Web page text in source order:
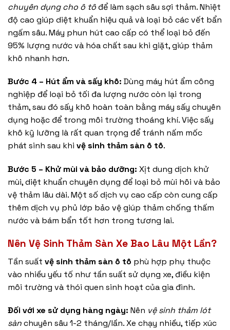
chuyên dụng cho ô tô để làm sạch sâu sợi thảm. Nhiệt
độ cao giúp diệt khuẩn hiệu quả và loại bỏ các vết bẩn
ngấm sâu. Máy phun hút cao cấp có thể loại bỏ đến
95% lượng nước và hóa chất sau khi giặt, giúp thảm
khô nhanh hơn.
Bước 4 – Hút ẩm và sấy khô: Dùng máy hút ẩm công
nghiệp để loại bỏ tối đa lượng nước còn lại trong
thảm, sau đó sấy khô hoàn toàn bằng máy sấy chuyên
dụng hoặc để trong môi trường thoáng khí. Việc sấy
khô kỹ lưỡng là rất quan trọng để tránh nấm mốc
phát sinh sau khi vệ sinh thảm sàn ô tô.
Bước 5 – Khử mùi và bảo dưỡng: Xịt dung dịch khử
mùi, diệt khuẩn chuyên dụng để loại bỏ mùi hôi và bảo
vệ thảm lâu dài. Một số dịch vụ cao cấp còn cung cấp
thêm dịch vụ phủ lớp bảo vệ giúp thảm chống thấm
nước và bám bẩn tốt hơn trong tương lai.
Nên Vệ Sinh Thảm Sàn Xe Bao Lâu Một Lần?
Tần suất vệ sinh thảm sàn ô tô phù hợp phụ thuộc
vào nhiều yếu tố như tần suất sử dụng xe, điều kiện
môi trường và thói quen sinh hoạt của gia đình.
Đối với xe sử dụng hàng ngày: Nên vệ sinh thảm lót
sànchuyên sâu 1-2 tháng/lần. Xe chạy nhiều, tiếp xúc